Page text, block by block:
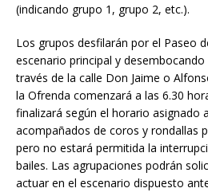
(indicando grupo 1, grupo 2, etc.).
Los grupos desfilarán por el Paseo
escenario principal y desembocando
través de la calle Don Jaime o
la Ofrenda comenzará a las 6.30
finalizará según el horario asignado
acompañados de coros y rondallas
pero no estará permitida la
bailes. Las agrupaciones podrán
actuar en el escenario dispuesto